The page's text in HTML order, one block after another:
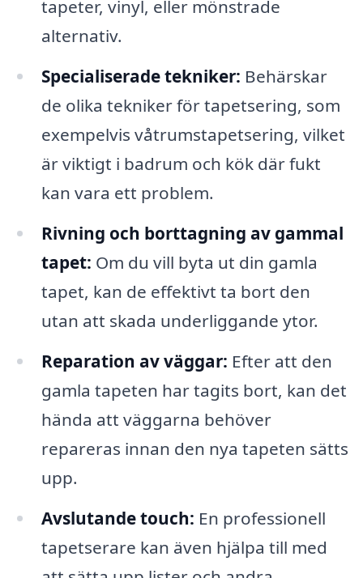
tapeter, vinyl, eller mönstrade
alternativ.
Specialiserade tekniker: Behärskar
de olika tekniker för tapetsering, som
exempelvis våtrumstapetsering, vilket
är viktigt i badrum och kök där fukt
kan vara ett problem.
Rivning och borttagning av gammal
tapet: Om du vill byta ut din gamla
tapet, kan de effektivt ta bort den
utan att skada underliggande ytor.
Reparation av väggar: Efter att den
gamla tapeten har tagits bort, kan det
hända att väggarna behöver
repareras innan den nya tapeten sätts
upp.
Avslutande touch: En professionell
tapetserare kan även hjälpa till med